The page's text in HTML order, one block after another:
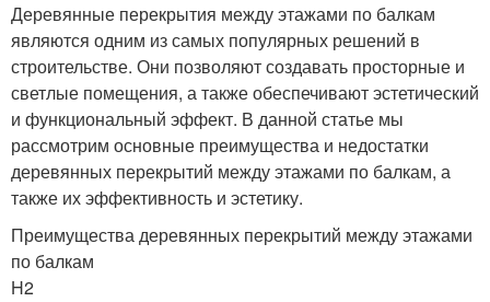
Деревянные перекрытия между этажами по балкам
являются одним из самых популярных решений в
строительстве. Они позволяют создавать просторные и
светлые помещения, а также обеспечивают эстетический
и функциональный эффект. В данной статье мы
рассмотрим основные преимущества и недостатки
деревянных перекрытий между этажами по балкам, а
также их эффективность и эстетику.
Преимущества деревянных перекрытий между этажами
по балкам
H2